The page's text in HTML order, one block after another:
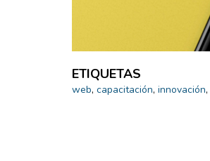
ETIQUETAS
web, capacitación, innovación,